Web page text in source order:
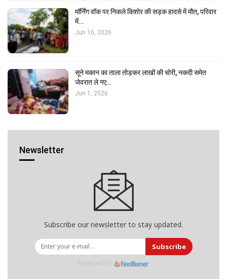
मॉर्निंग वॉक पर निकले किशोर की सड़क हादसे में मौत, परिवार
में…
Jun 10, 2026
सूने मकान का ताला तोड़कर लाखों की चोरी, नकदी समेत
जेवरात ले गए…
Jun 1, 2026
Newsletter
Subscribe our newsletter to stay updated.
Subscribe